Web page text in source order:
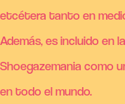
etcétera tanto en
Además, es incluido en
Shoegazemania como
en todo el mundo.